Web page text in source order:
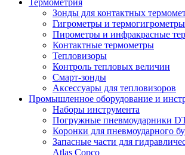
Термометрия
Зонды для контактных
Гигрометры и термогигрометры
Пирометры и инфракрасные
Контактные термометры
Тепловизоры
Контроль тепловых величин
Смарт-зонды
Аксессуары для тепловизоров
Промышленное оборудование и
Наборы инструмента
Погружные пневмоударники
Коронки для пневмоударного
Запасные части для
Atlas Copco